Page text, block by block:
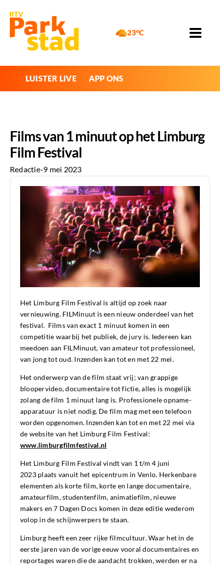
23°C
LUISTER LIVE APP ONS
Films van 1 minuut op het Limburg
Film Festival
Redactie-9 mei 2023
Het Limburg Film Festival is altijd op zoek naar
vernieuwing. FILMinuut is een nieuw onderdeel van het
festival. Films van exact 1 minuut komen in een
competitie waarbij het publiek, de jury is. Iedereen kan
meedoen aan FILMinuut, van amateur tot professioneel,
van jong tot oud. Inzenden kan tot en met 22 mei.
Het onderwerp van de film staat vrij; van grappige
bloopervideo, documentaire tot fictie, alles is mogelijk
zolang de film 1 minuut lang is. Professionele opname-
apparatuur is niet nodig. De film mag met een telefoon
worden opgenomen. Inzenden kan tot en met 22 mei via
de website van het Limburg Film Festival:
www.limburgfilmfestival.nl
Het Limburg Film Festival vindt van 1 t/m 4 juni
2023 plaats vanuit het epicentrum in Venlo. Herkenbare
elementen als korte film, korte en lange documentaire,
amateurfilm, studentenfilm, animatiefilm, nieuwe
makers en 7 Dagen Docs komen in deze editie wederom
volop in de schijnwerpers te staan.
Limburg heeft een zeer rijke filmcultuur. Waar het in de
eerste jaren van de vorige eeuw vooral documentaires en
reportages waren die de aandacht trokken, werden er na